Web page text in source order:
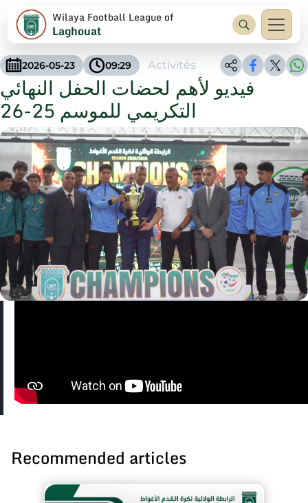
Wilaya Football League of
Laghouat
2026-05-23 09:29 Activités
فيديو لأهم لحضات الحفل النهائي
التكريمي للموسم 25-26
Recommended articles